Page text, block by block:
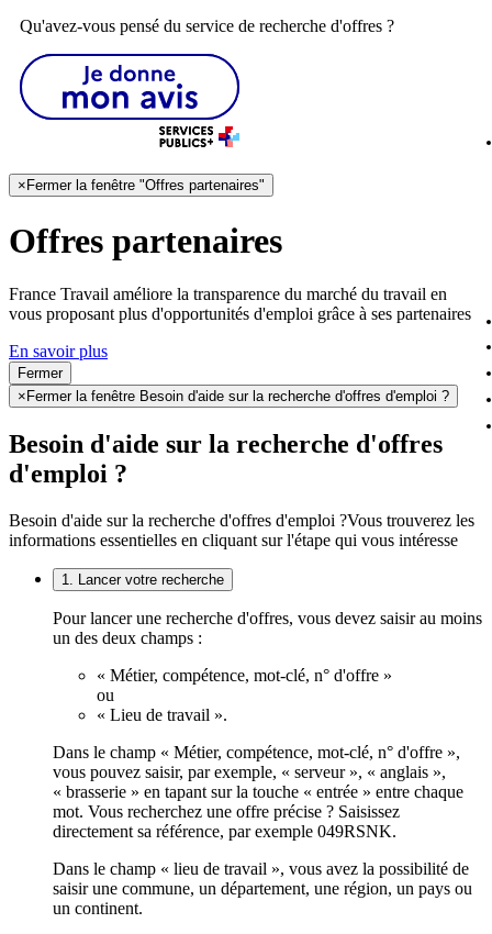
Qu'avez-vous pensé du service de recherche d'offres ?
× Fermer la fenêtre "Offres partenaires"
Offres partenaires
France Travail améliore la transparence du marché du travail en
vous proposant plus d'opportunités d'emploi grâce à ses partenaires
En savoir plus
Fermer
× Fermer la fenêtre Besoin d'aide sur la recherche d'offres d'emploi ?
Besoin d'aide sur la recherche d'offres
d'emploi ?
Besoin d'aide sur la recherche d'offres d'emploi ?Vous trouverez les
informations essentielles en cliquant sur l'étape qui vous intéresse
1. Lancer votre recherche
Pour lancer une recherche d'offres, vous devez saisir au moins
un des deux champs :
« Métier, compétence, mot-clé, n° d'offre »
ou
« Lieu de travail ».
Dans le champ « Métier, compétence, mot-clé, n° d'offre »,
vous pouvez saisir, par exemple, « serveur », « anglais »,
« brasserie » en tapant sur la touche « entrée » entre chaque
mot. Vous recherchez une offre précise ? Saisissez
directement sa référence, par exemple 049RSNK.
Dans le champ « lieu de travail », vous avez la possibilité de
saisir une commune, un département, une région, un pays ou
un continent.